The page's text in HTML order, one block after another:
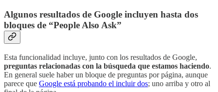
Algunos resultados de Google incluyen hasta dos
bloques de “People Also Ask”
Esta funcionalidad incluye, junto con los resultados de Google,
preguntas relacionadas con la búsqueda que estamos haciendo.
En general suele haber un bloque de preguntas por página, aunque
parece que Google está probando el incluir dos; uno arriba y otro al